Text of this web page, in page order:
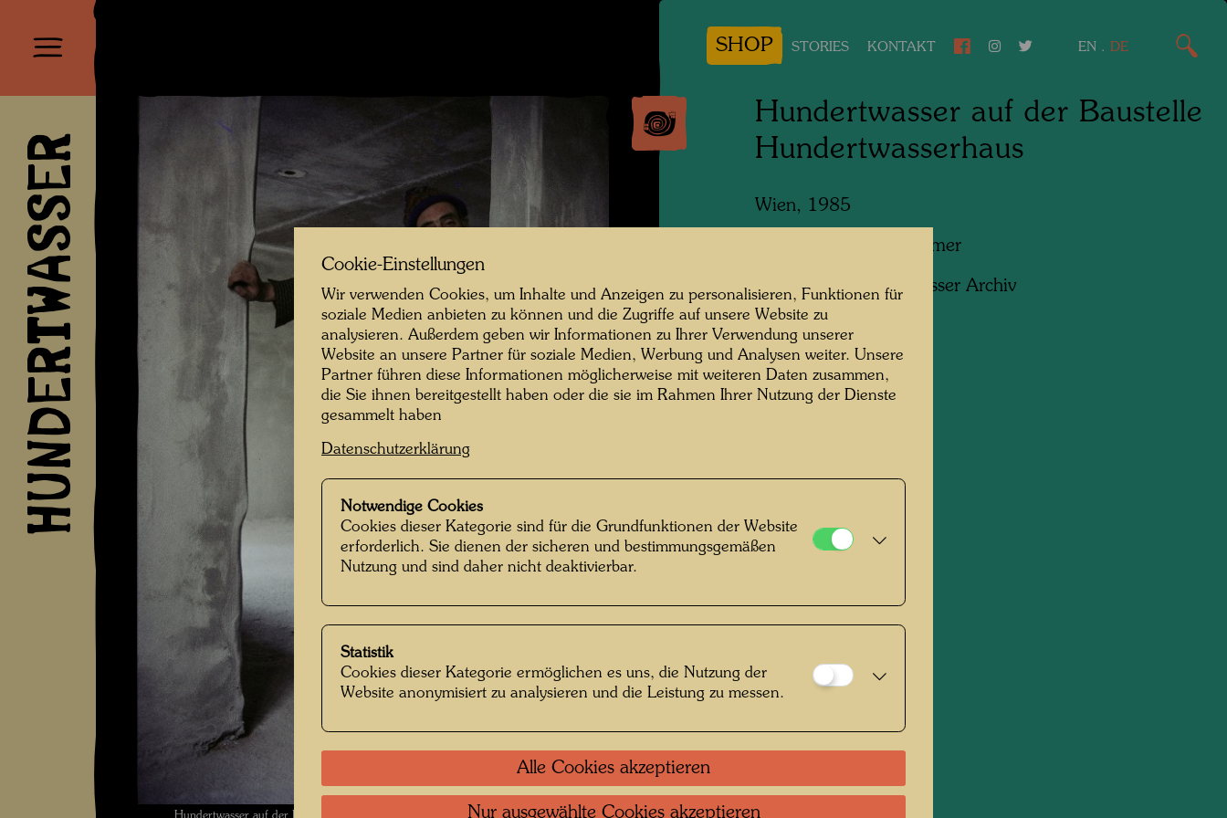
HUNDERTWASSER
SHOP STORIES KONTAKT EN . DE
Hundertwasser auf der Baustelle
Hundertwasserhaus
Wien, 1985
Gerhard Krömer
Copyright:Hundertwasser Archiv
Cookie-Einstellungen
Wir verwenden Cookies, um Inhalte und Anzeigen zu personalisieren, Funktionen für
soziale Medien anbieten zu können und die Zugriffe auf unsere Website zu
analysieren. Außerdem geben wir Informationen zu Ihrer Verwendung unserer
Website an unsere Partner für soziale Medien, Werbung und Analysen weiter. Unsere
Partner führen diese Informationen möglicherweise mit weiteren Daten zusammen,
die Sie ihnen bereitgestellt haben oder die sie im Rahmen Ihrer Nutzung der Dienste
gesammelt haben
Datenschutzerklärung
Notwendige Cookies
Cookies dieser Kategorie sind für die Grundfunktionen der Website
erforderlich. Sie dienen der sicheren und bestimmungsgemäßen
Nutzung und sind daher nicht deaktivierbar.
Statistik
Cookies dieser Kategorie ermöglichen es uns, die Nutzung der
Website anonymisiert zu analysieren und die Leistung zu messen.
Alle Cookies akzeptieren
Nur ausgewählte Cookies akzeptieren